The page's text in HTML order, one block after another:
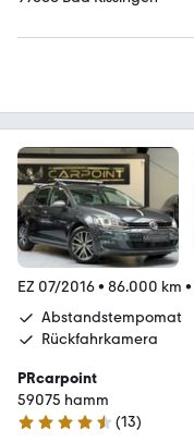
EZ 07/2016• 86.000 km •
Abstandstempomat
Rückfahrkamera
PRcarpoint
59075 hamm
4.5 Sterne
(13)